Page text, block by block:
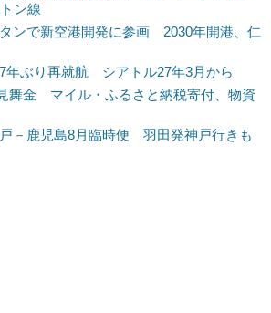
ン線
ンで新空港開発に参画 2030年開港、仁
年ぶり再就航 シアトル27年3月から
舞金 マイル・ふるさと納税寄付、物資
－鹿児島8月臨時便 羽田発神戸行きも